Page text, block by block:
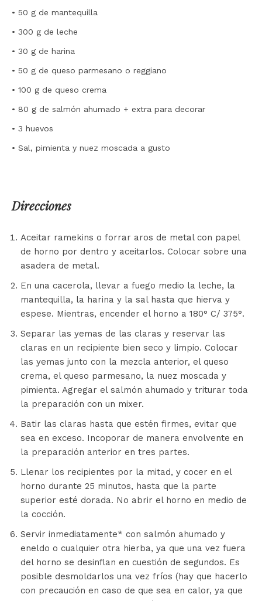
• 50 g de mantequilla
• 300 g de leche
• 30 g de harina
• 50 g de queso parmesano o reggiano
• 100 g de queso crema
• 80 g de salmón ahumado + extra para decorar
• 3 huevos
• Sal, pimienta y nuez moscada a gusto
Direcciones
Aceitar ramekins o forrar aros de metal con papel
de horno por dentro y aceitarlos. Colocar sobre una
asadera de metal.
En una cacerola, llevar a fuego medio la leche, la
mantequilla, la harina y la sal hasta que hierva y
espese. Mientras, encender el horno a 180° C/ 375°.
Separar las yemas de las claras y reservar las
claras en un recipiente bien seco y limpio. Colocar
las yemas junto con la mezcla anterior, el queso
crema, el queso parmesano, la nuez moscada y
pimienta. Agregar el salmón ahumado y triturar toda
la preparación con un mixer.
Batir las claras hasta que estén firmes, evitar que
sea en exceso. Incoporar de manera envolvente en
la preparación anterior en tres partes.
Llenar los recipientes por la mitad, y cocer en el
horno durante 25 minutos, hasta que la parte
superior esté dorada. No abrir el horno en medio de
la cocción.
Servir inmediatamente* con salmón ahumado y
eneldo o cualquier otra hierba, ya que una vez fuera
del horno se desinflan en cuestión de segundos. Es
posible desmoldarlos una vez fríos (hay que hacerlo
con precaución en caso de que sea en calor, ya que